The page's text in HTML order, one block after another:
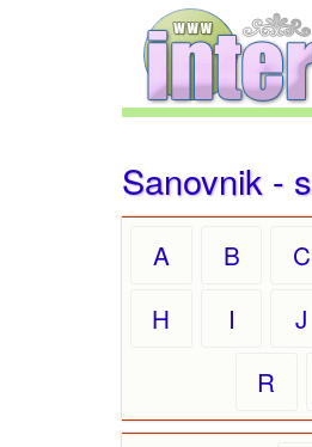
Sanovnik -
A B C
H
I J
R